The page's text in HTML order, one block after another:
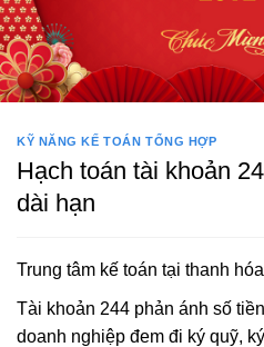
KỸ NĂNG KẾ TOÁN TỔNG HỢP
Hạch toán tài khoản
dài hạn
Trung tâm kế toán tại thanh hóa
Tài khoản 244 phản ánh số
doanh nghiệp đem đi ký quỹ,